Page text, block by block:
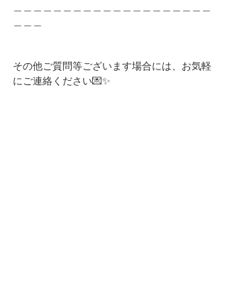
その他ご質問等ございます場合には、お気軽
にご連絡ください💌✨